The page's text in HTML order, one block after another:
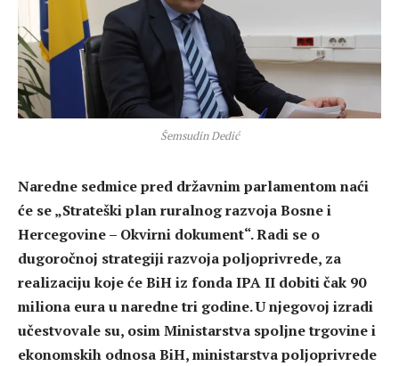
Šemsudin Dedić
Naredne sedmice pred državnim parlamentom naći
će se „Strateški plan ruralnog razvoja Bosne i
Hercegovine – Okvirni dokument“. Radi se o
dugoročnoj strategiji razvoja poljoprivrede, za
realizaciju koje će BiH iz fonda IPA II dobiti čak 90
miliona eura u naredne tri godine. U njegovoj izradi
učestvovale su, osim Ministarstva spoljne trgovine i
ekonomskih odnosa BiH, ministarstva poljoprivrede